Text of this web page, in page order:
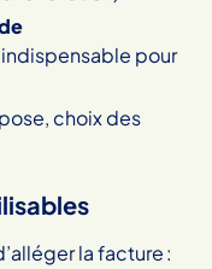
pour
choix des
la facture :